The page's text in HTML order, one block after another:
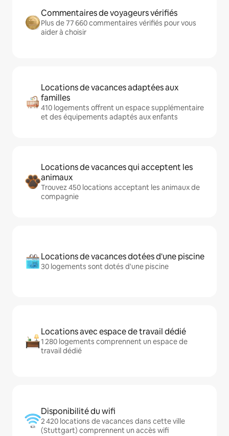
Commentaires de voyageurs vérifiés
Plus de 77 660 commentaires vérifiés pour vous
aider à choisir
Locations de vacances adaptées aux
familles
410 logements offrent un espace supplémentaire
et des équipements adaptés aux enfants
Locations de vacances qui acceptent les
animaux
Trouvez 450 locations acceptant les animaux de
compagnie
Locations de vacances dotées d'une piscine
30 logements sont dotés d'une piscine
Locations avec espace de travail dédié
1 280 logements comprennent un espace de
travail dédié
Disponibilité du wifi
2 420 locations de vacances dans cette ville
(Stuttgart) comprennent un accès wifi